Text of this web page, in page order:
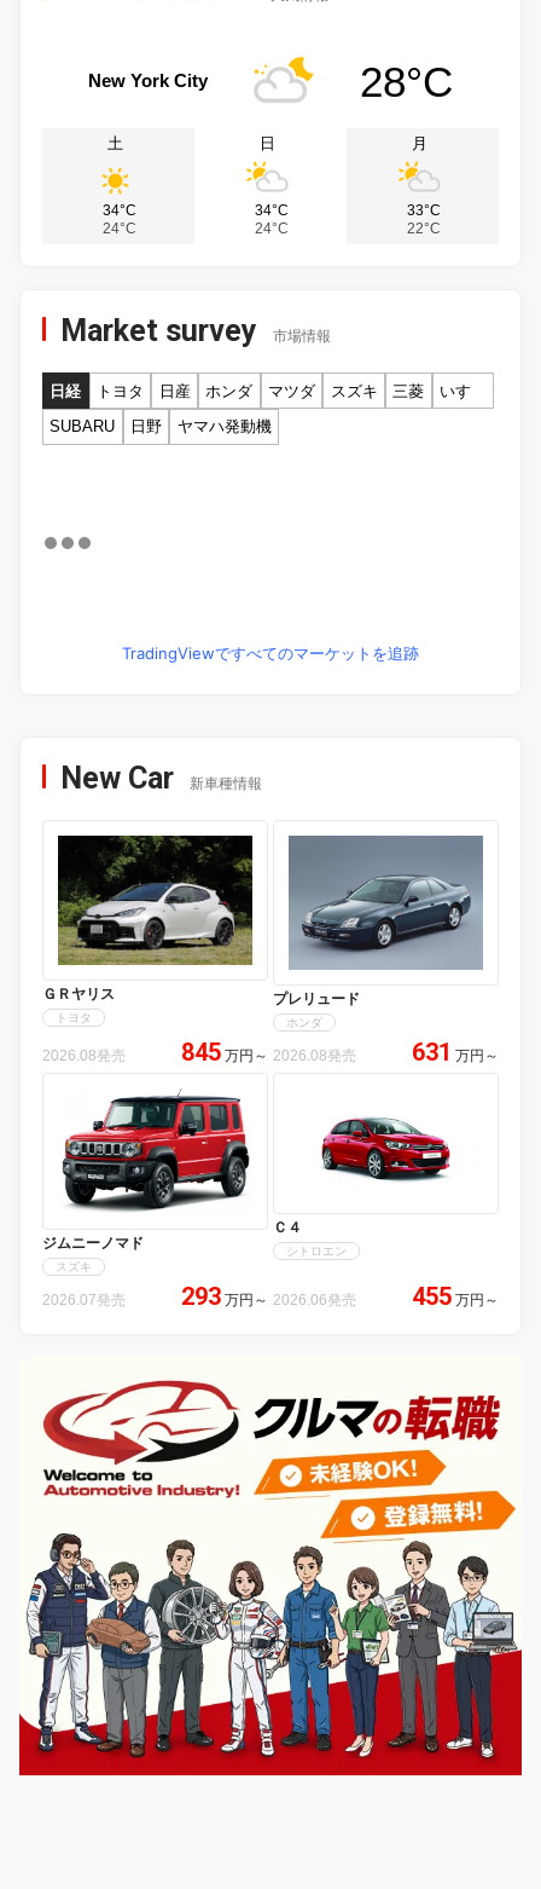
New York City 28°C
土
34°C
24°C
日
34°C
24°C
月
33°C
22°C
Market survey 市場情報
日経 トヨタ 日産 ホンダ マツダ スズキ 三菱
いすゞ
SUBARU
日野 ヤマハ発動機
TradingViewですべてのマーケットを追跡
New Car 新車種情報
ＧＲヤリス
トヨタ
2026.08発売 845 万円 ～
プレリュード
ホンダ
2026.08発売 631 万円 ～
ジムニーノマド
スズキ
2026.07発売 293 万円 ～
Ｃ４
シトロエン
2026.06発売 455 万円 ～